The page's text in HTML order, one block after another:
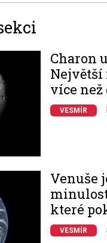
Charon
Největší
více
VESMÍR
Venuše
které
VESMÍR